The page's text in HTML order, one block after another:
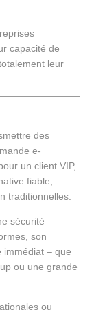
capacité de
leur
des
e-
un client VIP,
fiable,
traditionnelles.
sécurité
son
immédiat – que
ou une grande
ou